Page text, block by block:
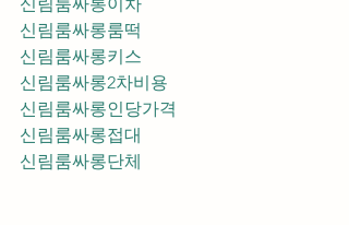
신림룸싸롱룸떡
신림룸싸롱키스
신림룸싸롱2차비용
신림룸싸롱인당가격
신림룸싸롱접대
신림룸싸롱단체